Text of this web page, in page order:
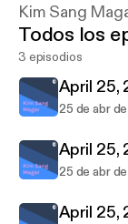
Kim Sang
Todos los
3 episodios
April 25,
25 de abr
April 25,
25 de abr
April 25,